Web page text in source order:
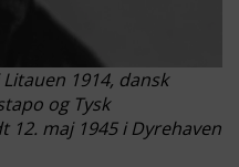
1914, dansk
og Tysk
12. maj 1945 i Dyrehaven